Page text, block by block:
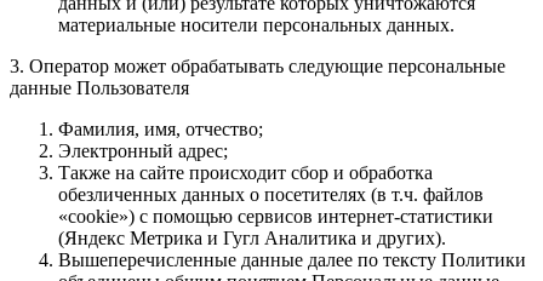
материальные носители персональных данных.
3. Оператор может обрабатывать следующие персональные
данные Пользователя
Фамилия, имя, отчество;
Электронный адрес;
Также на сайте происходит сбор и обработка
обезличенных данных о посетителях (в т.ч. файлов
«cookie») с помощью сервисов интернет-статистики
(Яндекс Метрика и Гугл Аналитика и других).
Вышеперечисленные данные далее по тексту Политики